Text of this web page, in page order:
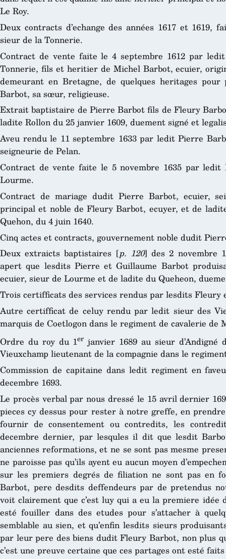
Le Roy.
Deux contracts d’echange des années 1617 et
sieur de la Tonnerie.
Contract de vente faite le 4 septembre 1612 par
Tonnerie, fils et heritier de Michel Barbot, ecuier,
demeurant en Bretagne, de quelques heritages
Barbot, sa sœur, religieuse.
Extrait baptistaire de Pierre Barbot fils de Fleury
ladite Rollon du 25 janvier 1609, duement signé et
Aveu rendu le 11 septembre 1633 par ledit Pierre
seigneurie de Pelan.
Contract de vente faite le 5 novembre 1635 par ledit
Lourme.
Contract de mariage dudit Pierre Barbot, ecuier,
principal et noble de Fleury Barbot, ecuyer, et de
Quehon, du 4 juin 1640.
Cinq actes et contracts, gouvernement noble dudit
Deux extraicts baptistaires [p. 120] des 2 novembre
apert que lesdits Pierre et Guillaume Barbot
ecuier, sieur de Lourme et de ladite du Queheon,
Trois certifficats des services rendus par lesdits Fleury
Autre certifficat de celuy rendu par ledit sieur des
marquis de Coetlogon dans le regiment de cavalerie de
Ordre du roy du 1er janvier 1689 au sieur
Vieuxchamp lieutenant de la compagnie dans le
Commission de capitaine dans ledit regiment en
decembre 1693.
Le procès verbal par nous dressé le 15 avril dernier
pieces cy dessus pour rester à notre greffe, en
fournir de consentement ou contredits, les
decembre dernier, par lesqules il dit que lesdit
anciennes reformations, et ne se sont pas mesme
ne paroisse pas qu’ils ayent eu aucun moyen
sur les premiers degrés de filiation ne sont pas en
Barbot, pere desdits deffendeurs par de pretendus
voit clairement que c’est luy qui a eu la premiere idée
esté fouiller dans des etudes pour s’attacher à
semblable au sien, et qu’enfin lesdits sieurs
par leur pere des biens dudit Fleury Barbot, non plus
c’est une preuve certaine que ces partages ont esté